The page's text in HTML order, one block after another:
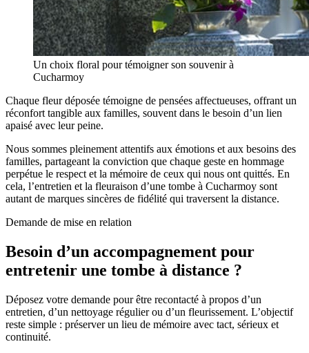
Un choix floral pour témoigner son souvenir à
Cucharmoy
Chaque fleur déposée témoigne de pensées affectueuses, offrant un
réconfort tangible aux familles, souvent dans le besoin d’un lien
apaisé avec leur peine.
Nous sommes pleinement attentifs aux émotions et aux besoins des
familles, partageant la conviction que chaque geste en hommage
perpétue le respect et la mémoire de ceux qui nous ont quittés. En
cela, l’entretien et la fleuraison d’une tombe à Cucharmoy sont
autant de marques sincères de fidélité qui traversent la distance.
Demande de mise en relation
Besoin d’un accompagnement pour
entretenir une tombe à distance ?
Déposez votre demande pour être recontacté à propos d’un
entretien, d’un nettoyage régulier ou d’un fleurissement. L’objectif
reste simple : préserver un lieu de mémoire avec tact, sérieux et
continuité.